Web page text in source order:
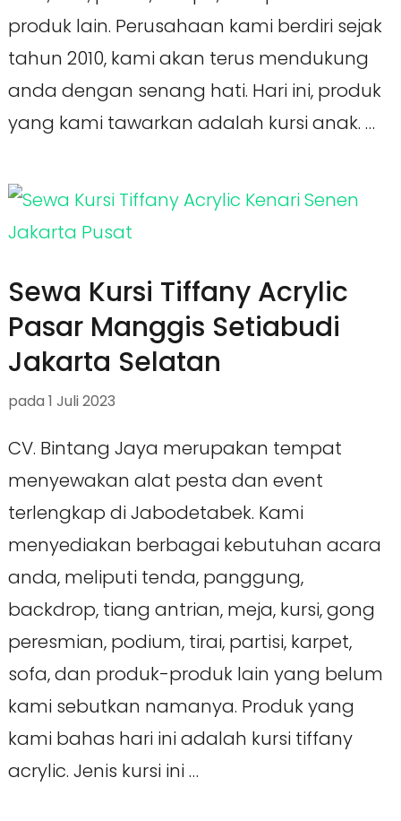
produk lain. Perusahaan kami berdiri sejak
tahun 2010, kami akan terus mendukung
anda dengan senang hati. Hari ini, produk
yang kami tawarkan adalah kursi anak. …
Sewa Kursi Tiffany Acrylic
Pasar Manggis Setiabudi
Jakarta Selatan
pada 1 Juli 2023
CV. Bintang Jaya merupakan tempat
menyewakan alat pesta dan event
terlengkap di Jabodetabek. Kami
menyediakan berbagai kebutuhan acara
anda, meliputi tenda, panggung,
backdrop, tiang antrian, meja, kursi, gong
peresmian, podium, tirai, partisi, karpet,
sofa, dan produk-produk lain yang belum
kami sebutkan namanya. Produk yang
kami bahas hari ini adalah kursi tiffany
acrylic. Jenis kursi ini …